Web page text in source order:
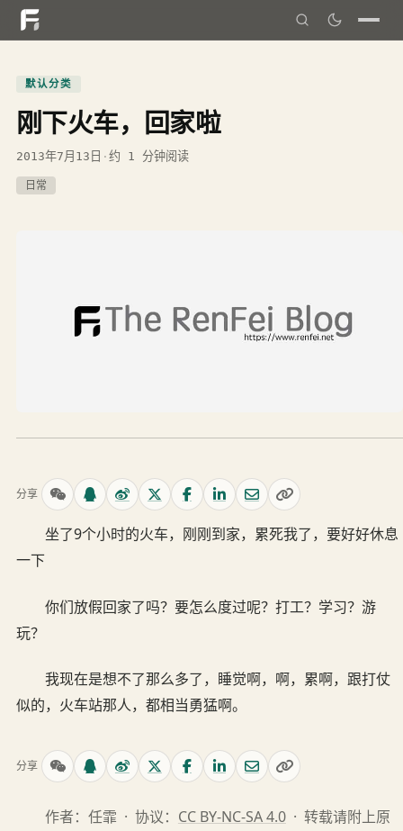
默认分类
刚下火车，回家啦
2013年7月13日 · 约 1 分钟阅读
日常
分享
坐了9个小时的火车，刚刚到家，累死我了，要好好休息
一下
你们放假回家了吗？要怎么度过呢？打工？学习？游
玩？
我现在是想不了那么多了，睡觉啊，啊，累啊，跟打仗
似的，火车站那人，都相当勇猛啊。
分享
作者：任霏 · 协议： CC BY-NC-SA 4.0· 转载请附上原